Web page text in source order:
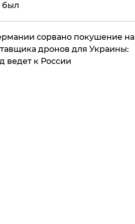
был
сорвано покушение на
дронов для Украины:
ведет к России